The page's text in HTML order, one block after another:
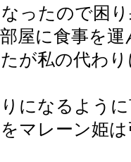
ったので困
屋に食事を運
たが私の代わ
になるよう
マレーン姫は